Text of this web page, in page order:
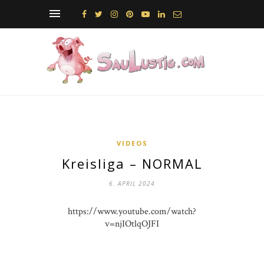
VIDEOS
Kreisliga – NORMAL
6. APRIL 2024
https://www.youtube.com/watch?
v=njIOtlqOJFI